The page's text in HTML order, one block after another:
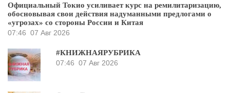
Официальный Токио усиливает курс на ремилитаризацию,
обосновывая свои действия надуманными предлогами о
«угрозах» со стороны России и Китая
07:46 07 Авг 2026
#КНИЖНАЯРУБРИКА
07:46 07 Авг 2026